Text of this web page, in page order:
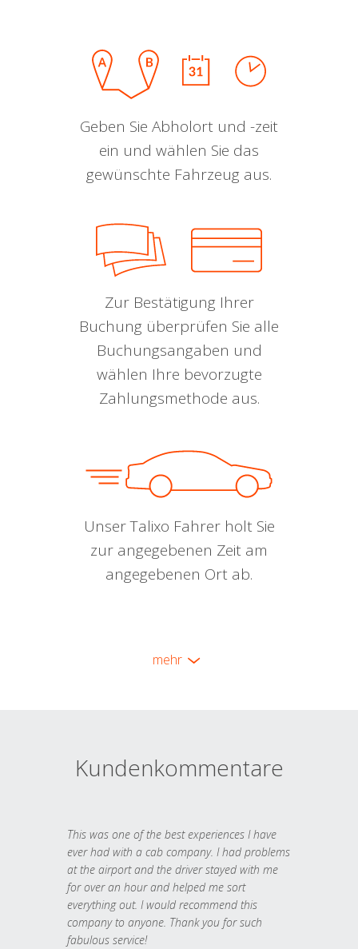
Geben Sie Abholort und -zeit
ein und wählen Sie das
gewünschte Fahrzeug aus.
Zur Bestätigung Ihrer
Buchung überprüfen Sie alle
Buchungsangaben und
wählen Ihre bevorzugte
Zahlungsmethode aus.
Unser Talixo Fahrer holt Sie
zur angegebenen Zeit am
angegebenen Ort ab.
mehr
Kundenkommentare
This was one of the best experiences I have
ever had with a cab company. I had problems
at the airport and the driver stayed with me
for over an hour and helped me sort
everything out. I would recommend this
company to anyone. Thank you for such
fabulous service!